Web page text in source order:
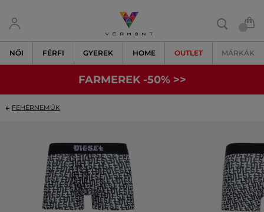
NŐI FÉRFI GYEREK HOME OUTLET MÁRKÁK
FARMEREK -50% >>
FEHÉRNEMŰK